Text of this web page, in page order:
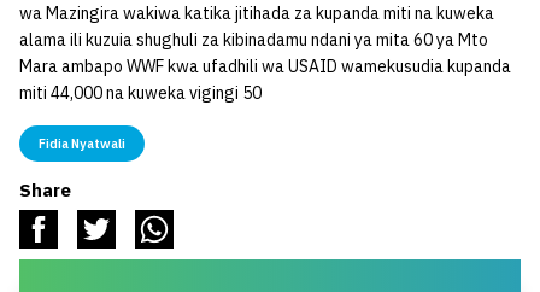
wa Mazingira wakiwa katika jitihada za kupanda miti na kuweka
alama ili kuzuia shughuli za kibinadamu ndani ya mita 60 ya Mto
Mara ambapo WWF kwa ufadhili wa USAID wamekusudia kupanda
miti 44,000 na kuweka vigingi 50
Fidia Nyatwali
Share